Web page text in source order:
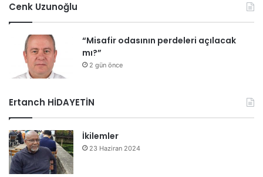
Cenk Uzunoğlu
“Misafir odasının perdeleri açılacak
mı?”
2 gün önce
Ertanch HİDAYETİN
İkilemler
23 Haziran 2024